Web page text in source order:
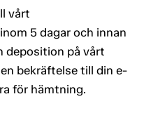
vårt
5 dagar och innan
deposition på vårt
bekräftelse till din e-
för hämtning.